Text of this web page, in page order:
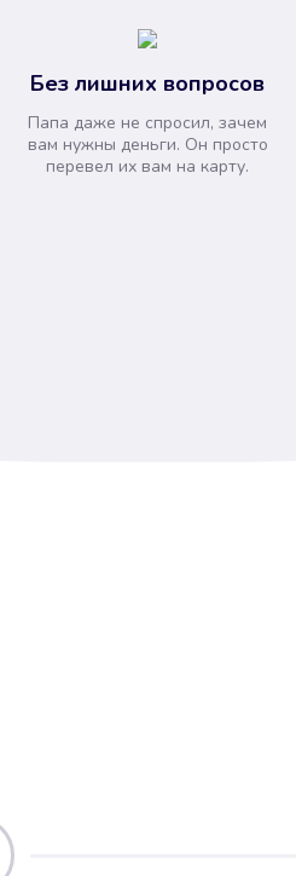
Без лишних вопросов
Папа даже не спросил, зачем
вам нужны деньги. Он просто
перевел их вам на карту.